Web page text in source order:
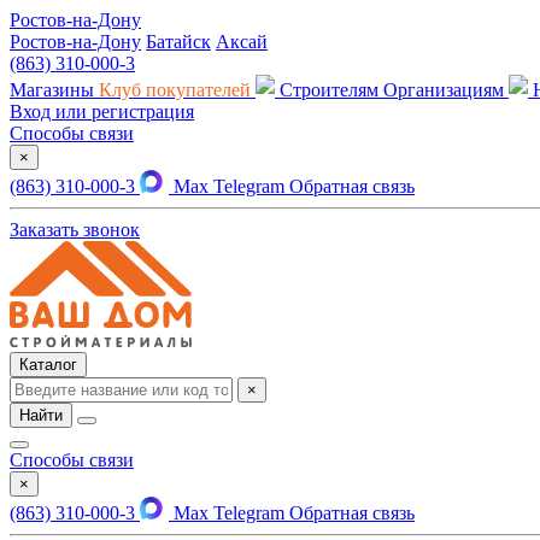
Ростов-на-Дону
Ростов-на-Дону Батайск Аксай
(863) 310-000-3
Магазины Клуб покупателей Строителям Организациям
Вход или регистрация
Способы связи
×
(863) 310-000-3 Max Telegram Обратная связь
Заказать звонок
Каталог
×
Найти
Способы связи
×
(863) 310-000-3 Max Telegram Обратная связь